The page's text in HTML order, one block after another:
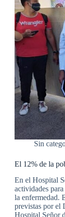
Sin
El 12% de la
En el Hospital
actividades
la enfermedad.
previstas por el
Hospital Señor